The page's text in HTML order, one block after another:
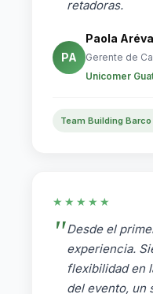
retadoras.
PA
Paola
Gerente de
Unicomer
Team Building
★★★★★
Desde el
experiencia.
flexibilidad en
del evento, un